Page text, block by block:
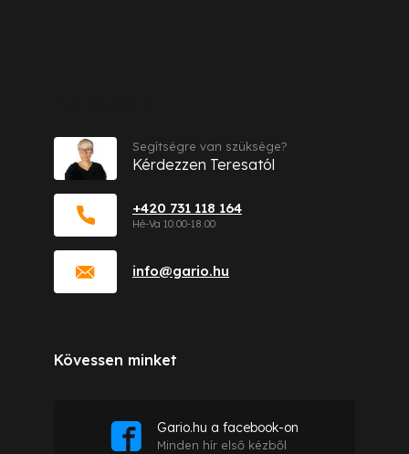
info@gario.hu
+420 731 118 164
Segítségre van szüksége?
Kérdezzen Teresatól
Kövessen minket
Gario.hu a facebook-on
Minden hír első kézből